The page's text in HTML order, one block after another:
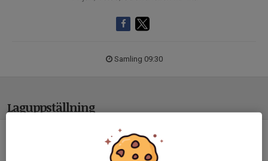
Samling 09:30
Laguppställning
Ingen uppställning ifylld